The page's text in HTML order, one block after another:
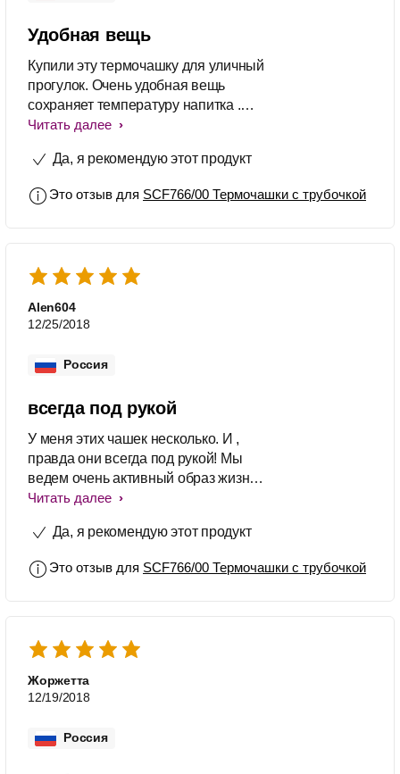
Удобная вещь
Купили эту термочашку для уличный
прогулок. Очень удобная вещь
сохраняет температуру напитка .
Плотно закрывается нет
искать крышку так как трубочка
вуаля чашка закрыта. Очень
пригодилась в путешествии не
заменимая вещь. Качественный
продукт всем рекомендую.
Читать далее
Да, я рекомендую этот продукт
Это отзыв для SCF766/00 Термочашки с трубочкой
Alen604
12/25/2018
Россия
всегда под рукой
У меня этих чашек несколько. И ,
правда они всегда под рукой! Мы
ведем очень активный образ жизни,
и, просто не успеваем в каждое
выручку приходят термочашки
говоря, для нас стала еще и
главное несколько часов держит
тепло. Для нас эти термочашки
стали незаменимыми помощниками
Читать далее
Да, я рекомендую этот продукт
Это отзыв для SCF766/00 Термочашки с трубочкой
Жоржетта
12/19/2018
Россия